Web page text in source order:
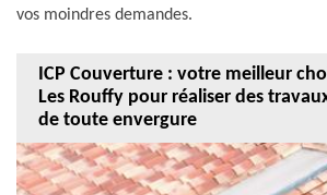
vos moindres demandes.
ICP Couverture : votre meilleur
Les Rouffy pour réaliser des
de toute envergure